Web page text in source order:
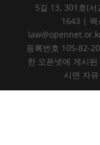
5길 13, 301호(
1643 | 팩
등록번호 105-82-
한 오픈넷에 게시
시면 자